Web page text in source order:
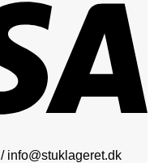
/ info@stuklageret.dk